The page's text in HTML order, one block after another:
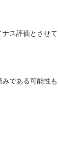
ス評価とさせて
である可能性も